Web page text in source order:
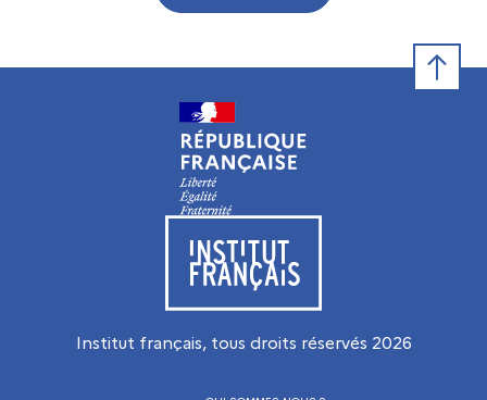
Visiter le site de l’Institut français
Institut français, tous droits réservés 2026